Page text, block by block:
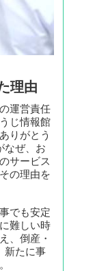
理由
運営責任
じ情報館
りがとう
なぜ、お
サービス
の理由を
でも安定
難しい時
、倒産・
新たに事